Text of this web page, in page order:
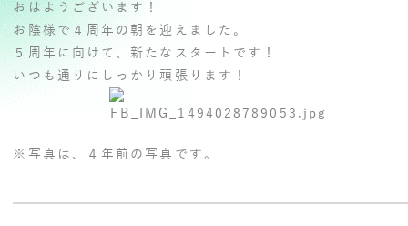
おはようございます！
お陰様で４周年の朝を迎えました。
５周年に向けて、新たなスタートです！
いつも通りにしっかり頑張ります！
※写真は、４年前の写真です。